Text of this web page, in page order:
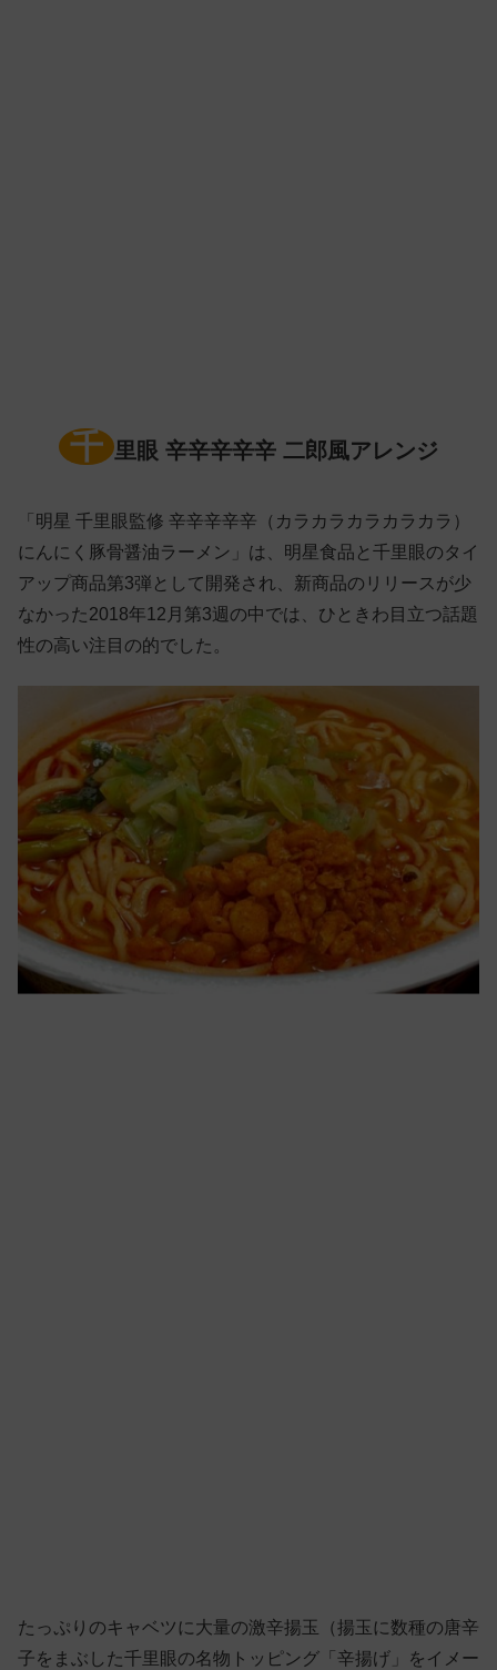
千 里眼 辛辛辛辛辛 二郎風アレンジ
「明星 千里眼監修 辛辛辛辛辛（カラカラカラカラカラ）
にんにく豚骨醤油ラーメン」は、明星食品と千里眼のタイ
アップ商品第3弾として開発され、新商品のリリースが少
なかった2018年12月第3週の中では、ひときわ目立つ話題
性の高い注目の的でした。
たっぷりのキャベツに大量の激辛揚玉（揚玉に数種の唐辛
子をまぶした千里眼の名物トッピング「辛揚げ」をイメー